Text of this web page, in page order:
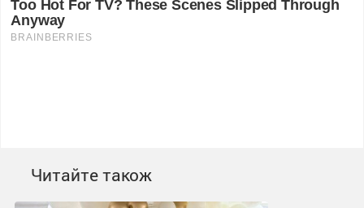
Читайте також